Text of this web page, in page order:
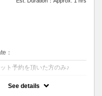
：
ト予約を頂いた方のみ♪
See details